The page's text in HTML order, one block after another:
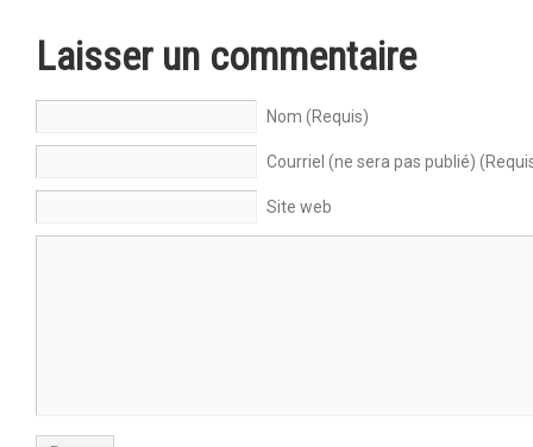
Laisser un commentaire
Nom (Requis)
Courriel (ne sera pas publié)
Site web